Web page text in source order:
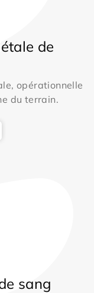
de
opérationnelle
du terrain.
sang